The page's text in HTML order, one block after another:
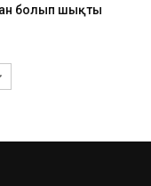
болып шықты